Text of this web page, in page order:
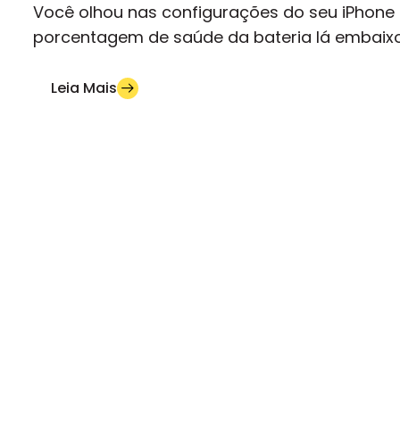
Você olhou nas configurações do seu
porcentagem de saúde da bateria lá
Leia Mais